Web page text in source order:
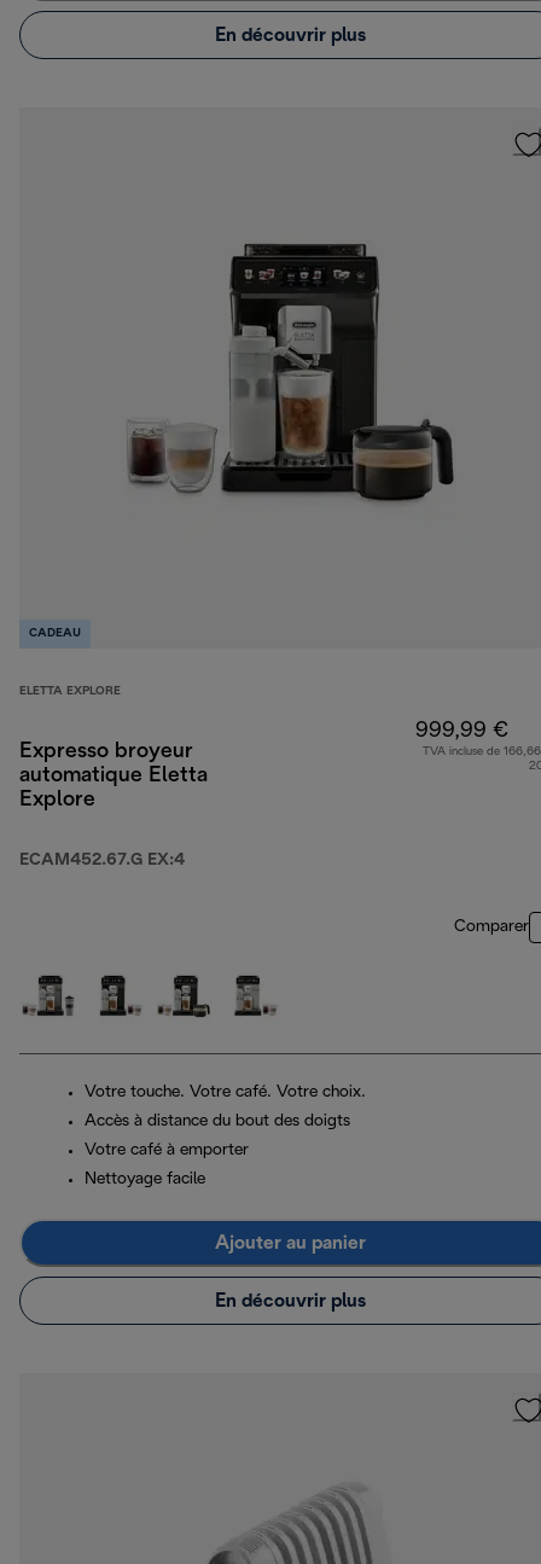
En découvrir plus
CADEAU
ELETTA EXPLORE
Expresso broyeur
automatique Eletta
Explore
ECAM452.67.G EX:4
999,99 €
TVA incluse de
Comparer
Votre touche. Votre café. Votre choix.
Accès à distance du bout des doigts
Votre café à emporter
Nettoyage facile
Ajouter au panier
En découvrir plus